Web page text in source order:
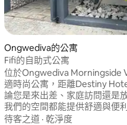
Ongwediva的公寓
Fifi的自助式公寓
位於Ongwediva Morningside
適時尚公寓，距離Destiny
論您是來出差、家庭訪問還是
我們的空間都能提供舒適與便
衡。 明亮、乾淨和設備齊全的
待客之道 · 乾淨度